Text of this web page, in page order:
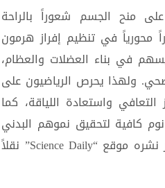
على منح الجسم شعوراً بالراحة
محورياً في تنظيم إفراز هرمون
في بناء العضلات والعظام،
ولهذا يحرص الرياضيون على
واستعادة اللياقة، كما
كافية لتحقيق نموهم البدني
على النحو الأمثل، وفقاً لتقرير نشره موقع “Science Daily” نقلاً